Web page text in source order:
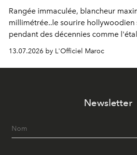
Rangée immaculée, blancheur
millimétrée..le sourire hollywoodien
pendant des décennies comme
esthétique. Mais ce que l'on prenait
révèle être un standard, qui, par
qui nous distingue. Aujourd'hui, la
13.07.2026 by L'Officiel Maroc
Newsletter